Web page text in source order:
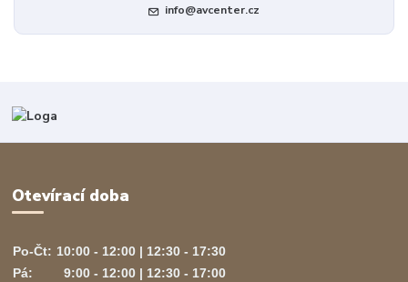
info@avcenter.cz
Otevírací doba
Po-Čt: 10:00 - 12:00 | 12:30 - 17:30
Pá:
9:00 - 12:00 | 12:30 - 17:00